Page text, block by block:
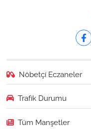
Nöbetçi Eczaneler
Trafik Durumu
Tüm Manşetler